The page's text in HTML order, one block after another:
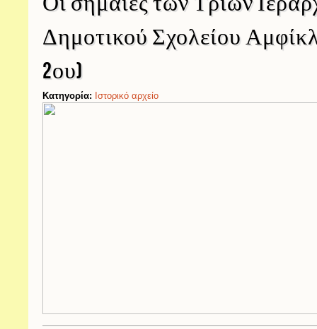
Δημοτικού Σχολείου
2ου)
Κατηγορία: Ιστορικό αρχείο